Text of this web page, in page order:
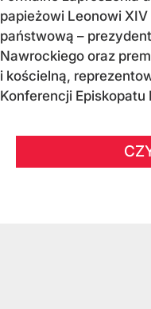
papieżowi Leonowi
państwową –
Nawrockiego oraz
i kościelną,
Konferencji Episkopatu